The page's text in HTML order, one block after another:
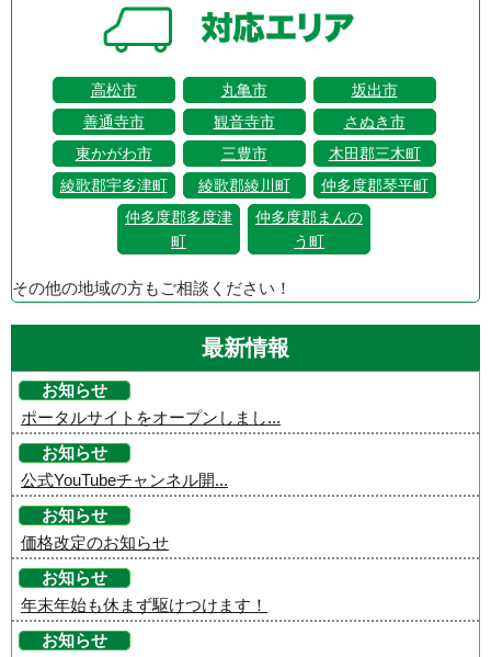
高松市 丸亀市
坂出市
善通寺市
観音寺市
さぬき市
東かがわ市
三豊市
木田郡三木町
綾歌郡宇多津町
綾歌郡綾川町
仲多度郡琴平町
仲多度郡多度津
町
仲多度郡まんの
う町
その他の地域の方もご相談ください！
最新情報
お知らせ
ポータルサイトをオープンしまし...
お知らせ
公式YouTubeチャンネル開...
お知らせ
価格改定のお知らせ
お知らせ
年末年始も休まず駆けつけます！
お知らせ